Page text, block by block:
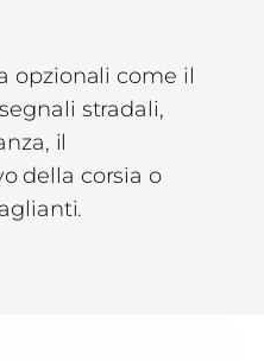
opzionali come il
stradali,
il
della corsia o